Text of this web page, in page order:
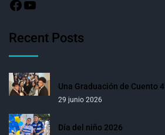
Recent Posts
Una Graduación de Cuento
29 junio 2026
Día del niño 2026